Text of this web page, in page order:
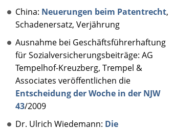
China: Neuerungen beim Patentrecht,
Schadenersatz, Verjährung
Ausnahme bei Geschäftsführerhaftung
für Sozialversicherungsbeiträge: AG
Tempelhof-Kreuzberg, Trempel &
Associates veröffentlichen die
Entscheidung der Woche in der NJW
43/2009
Dr. Ulrich Wiedemann: Die